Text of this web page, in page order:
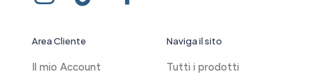
Lampada Lettera A Babbo
13,00€
Lampada Cilindro Babbo
12,00€